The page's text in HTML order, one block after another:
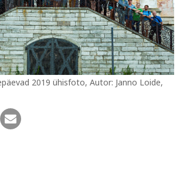
2019 ühisfoto, Autor: Janno Loide,